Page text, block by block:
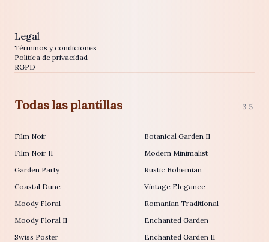
Legal
Términos y condiciones
Política de privacidad
RGPD
Todas las plantillas 35
Film Noir
Film Noir II
Garden Party
Coastal Dune
Moody Floral
Moody Floral II
Swiss Poster
Botanical Garden II
Modern Minimalist
Rustic Bohemian
Vintage Elegance
Romanian Traditional
Enchanted Garden
Enchanted Garden II